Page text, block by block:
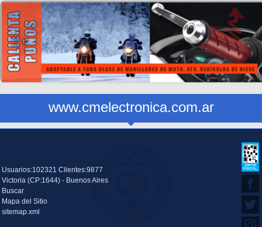
www.cmelectronica.com.ar
Usuarios:102321 Clientes:9877
Victoria (CP:1644) - Buenos Aires
Buscar
Mapa del Sitio
sitemap.xml